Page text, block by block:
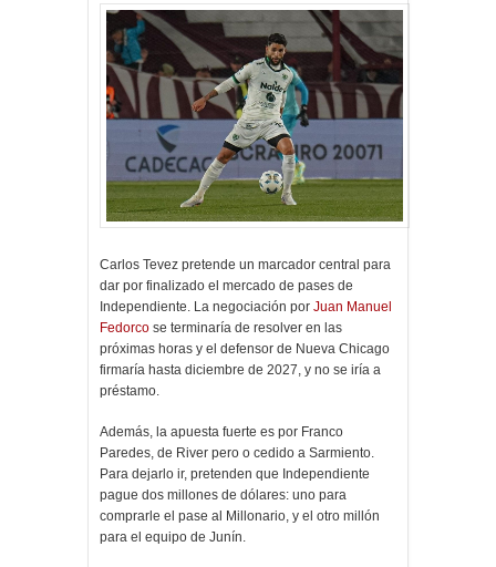
Carlos Tevez pretende un marcador central para
dar por finalizado el mercado de pases de
Independiente. La negociación por Juan Manuel
Fedorco se terminaría de resolver en las
próximas horas y el defensor de Nueva Chicago
firmaría hasta diciembre de 2027, y no se iría a
préstamo.
Además, la apuesta fuerte es por Franco
Paredes, de River pero o cedido a Sarmiento.
Para dejarlo ir, pretenden que Independiente
pague dos millones de dólares: uno para
comprarle el pase al Millonario, y el otro millón
para el equipo de Junín.